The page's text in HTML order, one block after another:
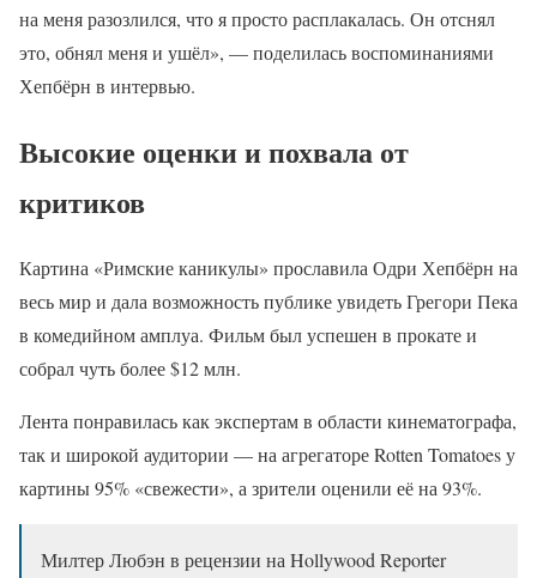
на меня разозлился, что я просто расплакалась. Он отснял
это, обнял меня и ушёл», — поделилась воспоминаниями
Хепбёрн в интервью.
Высокие оценки и похвала от
критиков
Картина «Римские каникулы» прославила Одри Хепбёрн на
весь мир и дала возможность публике увидеть Грегори Пека
в комедийном амплуа. Фильм был успешен в прокате и
собрал чуть более $12 млн.
Лента понравилась как экспертам в области кинематографа,
так и широкой аудитории — на агрегаторе Rotten Tomatoes у
картины 95% «свежести», а зрители оценили её на 93%.
Милтер Любэн в рецензии на Hollywood Reporter